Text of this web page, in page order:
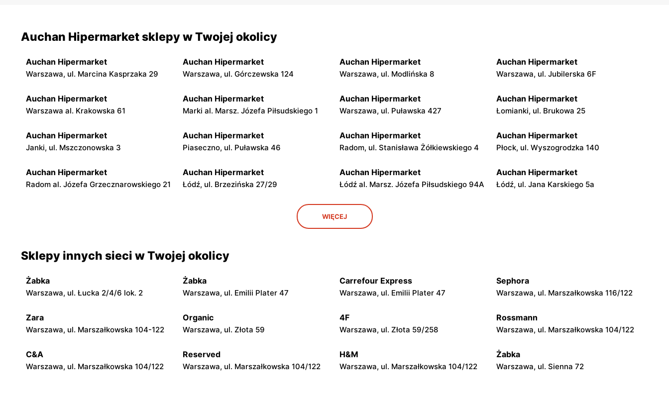
Auchan Hipermarket sklepy w Twojej okolicy
Auchan Hipermarket
Warszawa, ul. Marcina Kasprzaka 29
Auchan Hipermarket
Warszawa, ul. Górczewska 124
Auchan Hipermarket
Warszawa, ul. Modlińska 8
Auchan Hipermarket
Warszawa, ul. Jubilerska 6F
Auchan Hipermarket
Warszawa al. Krakowska 61
Auchan Hipermarket
Marki al. Marsz. Józefa Piłsudskiego 1
Auchan Hipermarket
Warszawa, ul. Puławska 427
Auchan Hipermarket
Łomianki, ul. Brukowa 25
Auchan Hipermarket
Janki, ul. Mszczonowska 3
Auchan Hipermarket
Piaseczno, ul. Puławska 46
Auchan Hipermarket
Radom, ul. Stanisława Żółkiewskiego 4
Auchan Hipermarket
Płock, ul. Wyszogrodzka 140
Auchan Hipermarket
Radom al. Józefa Grzecznarowskiego 21
Auchan Hipermarket
Łódź, ul. Brzezińska 27/29
Auchan Hipermarket
Łódź al. Marsz. Józefa Piłsudskiego 94A
Auchan Hipermarket
Łódź, ul. Jana Karskiego 5a
Piotrków Trybunalski al. Generała
Auchan Hipermarket
Włocławek, ul. Cmentarna 10
Auchan Hipermarket Auchan Hipermarket
Sikorskiego 2B
Toruń, ul. Stanisława Żółkiewskiego 15 Toruń, ul. Grudziądzka 162
Częstochowa, ul. Stefana
Kisielewskiego 8/16
Poczesna, ul. Krakowska 10
Bydgoszcz, ul. Mariana Rejewskiego 3 Bydgoszcz, ul. Kruszwicka 1 Tarnów, ul. Błonie 2
Auchan Hipermarket
Dąbrowa Górnicza, ul. Jana III
Sobieskiego 6
WIĘCEJ
Sklepy innych sieci w Twojej okolicy
Żabka
Warszawa, ul. Łucka 2/4/6 lok. 2
Żabka
Warszawa, ul. Emilii Plater 47
Carrefour Express
Warszawa, ul. Emilii Plater 47
Sephora
Warszawa, ul. Marszałkowska 116/122
Zara
Warszawa, ul. Marszałkowska 104-122
Organic
Warszawa, ul. Złota 59
4F
Warszawa, ul. Złota 59/258
Rossmann
Warszawa, ul. Marszałkowska 104/122
C&A
Warszawa, ul. Marszałkowska 104/122
Reserved
Warszawa, ul. Marszałkowska 104/122
H&M
Warszawa, ul. Marszałkowska 104/122
Żabka
Warszawa, ul. Sienna 72